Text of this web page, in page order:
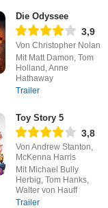
Die Odyssee
3,9
Von Christopher Nolan
Mit Matt Damon, Tom
Holland, Anne
Hathaway
Trailer
Toy Story 5
3,8
Von Andrew Stanton,
McKenna Harris
Mit Michael Bully
Herbig, Tom Hanks,
Walter von Hauff
Trailer